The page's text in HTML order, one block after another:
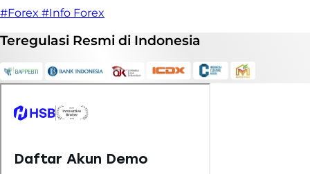
#Forex #Info Forex
Teregulasi Resmi di Indonesia